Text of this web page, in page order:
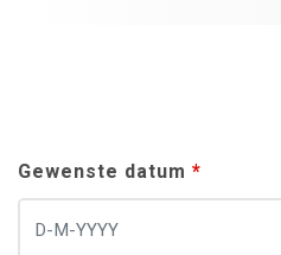
Leave
this
field
Gewenste datum